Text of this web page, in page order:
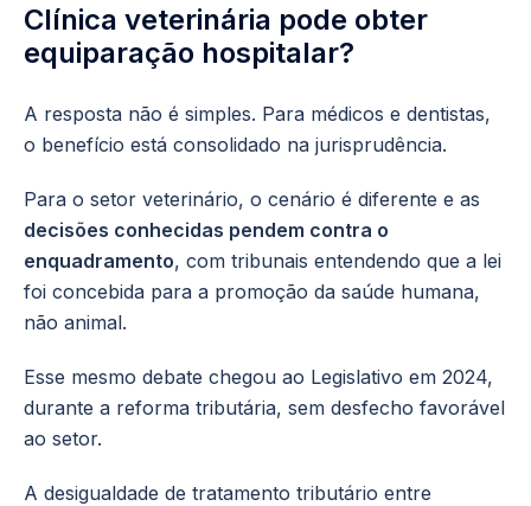
Clínica veterinária pode obter
equiparação hospitalar?
A resposta não é simples. Para médicos e dentistas,
o benefício está consolidado na jurisprudência.
Para o setor veterinário, o cenário é diferente e as
decisões conhecidas pendem contra o
enquadramento, com tribunais entendendo que a lei
foi concebida para a promoção da saúde humana,
não animal.
Esse mesmo debate chegou ao Legislativo em 2024,
durante a reforma tributária, sem desfecho favorável
ao setor.
A desigualdade de tratamento tributário entre